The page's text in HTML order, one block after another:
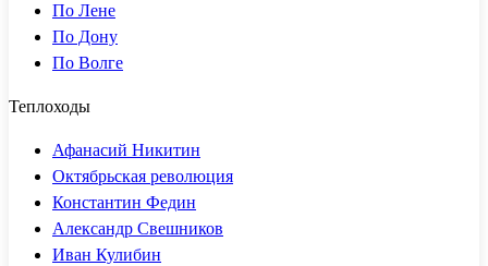
По Лене
По Дону
По Волге
Теплоходы
Афанасий Никитин
Октябрьская революция
Константин Федин
Александр Свешников
Иван Кулибин